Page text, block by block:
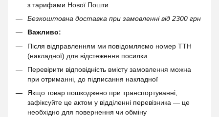
з тарифами Нової Пошти
Безкоштовна доставка при замовленні від 2300 грн
Важливо:
Після відправленням ми повідомляємо номер ТТН
(накладної) для відстеження посилки
Перевірити відповідність вмісту замовлення можна
при отриманні, до підписання накладної
Якщо товар пошкоджено при транспортуванні,
зафіксуйте це актом у відділенні перевізника — це
необхідно для повернення чи обміну